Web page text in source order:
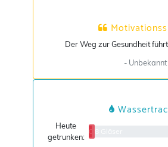
Der Weg zur Gesundheit
- Unbekannt
Heute
getrunken:
0/8 Gläser